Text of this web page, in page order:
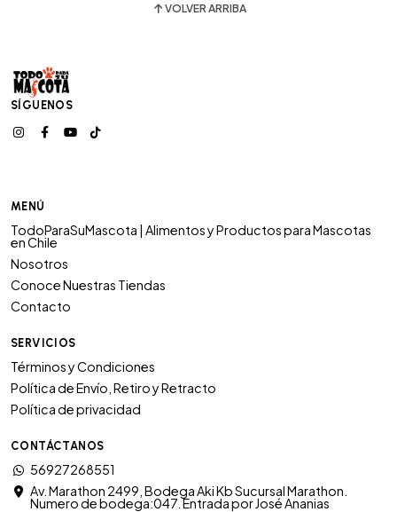
VOLVER ARRIBA
SÍGUENOS
MENÚ
TodoParaSuMascota | Alimentos y Productos para Mascotas
en Chile
Nosotros
Conoce Nuestras Tiendas
Contacto
SERVICIOS
Términos y Condiciones
Política de Envío, Retiro y Retracto
Política de privacidad
CONTÁCTANOS
56927268551
Av. Marathon 2499, Bodega Aki Kb Sucursal Marathon.
Numero de bodega:047. Entrada por José Ananias